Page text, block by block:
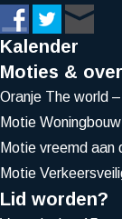
Kalender
Moties &
Oranje The world
Motie
Motie vreemd aan
Motie
Lid worden?